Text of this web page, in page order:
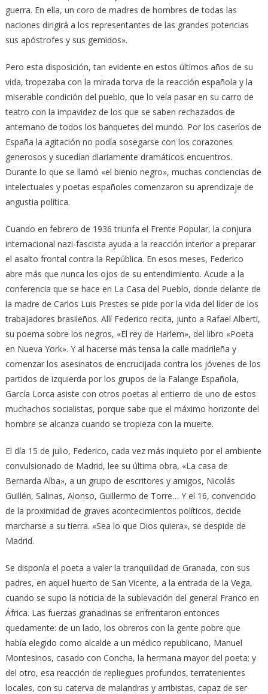
guerra. En ella, un coro de madres de hombres de todas las
naciones dirigirá a los representantes de las grandes potencias
sus apóstrofes y sus gemidos».
Pero esta disposición, tan evidente en estos últimos años de su
vida, tropezaba con la mirada torva de la reacción española y la
miserable condición del pueblo, que lo veía pasar en su carro de
teatro con la impavidez de los que se saben rechazados de
antemano de todos los banquetes del mundo. Por los caseríos de
España la agitación no podía sosegarse con los corazones
generosos y sucedían diariamente dramáticos encuentros.
Durante lo que se llamó «el bienio negro», muchas conciencias de
intelectuales y poetas españoles comenzaron su aprendizaje de
angustia política.
Cuando en febrero de 1936 triunfa el Frente Popular, la conjura
internacional nazi-fascista ayuda a la reacción interior a preparar
el asalto frontal contra la República. En esos meses, Federico
abre más que nunca los ojos de su entendimiento. Acude a la
conferencia que se hace en La Casa del Pueblo, donde delante de
la madre de Carlos Luis Prestes se pide por la vida del líder de los
trabajadores brasileños. Allí Federico recita, junto a Rafael Alberti,
su poema sobre los negros, «El rey de Harlem», del libro «Poeta
en Nueva York». Y al hacerse más tensa la calle madrileña y
comenzar los asesinatos de encrucijada contra los jóvenes de los
partidos de izquierda por los grupos de la Falange Española,
García Lorca asiste con otros poetas al entierro de uno de estos
muchachos socialistas, porque sabe que el máximo horizonte del
hombre se alcanza cuando se tropieza con la muerte.
El día 15 de julio, Federico, cada vez más inquieto por el ambiente
convulsionado de Madrid, lee su última obra, «La casa de
Bernarda Alba», a un grupo de escritores y amigos, Nicolás
Guillén, Salinas, Alonso, Guillermo de Torre… Y el 16, convencido
de la proximidad de graves acontecimientos políticos, decide
marcharse a su tierra. «Sea lo que Dios quiera», se despide de
Madrid.
Se disponía el poeta a valer la tranquilidad de Granada, con sus
padres, en aquel huerto de San Vicente, a la entrada de la Vega,
cuando se supo la noticia de la sublevación del general Franco en
África. Las fuerzas granadinas se enfrentaron entonces
quedamente: de un lado, los obreros con la gente pobre que
había elegido como alcalde a un médico republicano, Manuel
Montesinos, casado con Concha, la hermana mayor del poeta; y
del otro, esa reacción de repliegues profundos, terratenientes
locales, con su caterva de malandras y arribistas, capaz de ser